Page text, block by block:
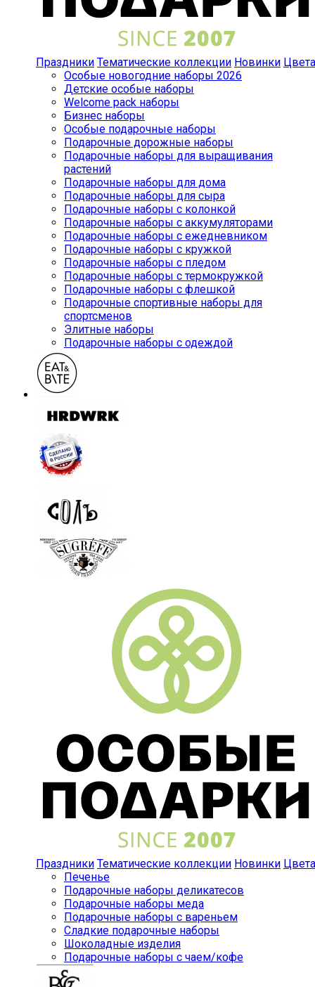
Праздники Тематические коллекции Новинки Цвета
Особые новогодние наборы 2026
Детские особые наборы
Welcome pack наборы
Бизнес наборы
Особые подарочные наборы
Подарочные дорожные наборы
Подарочные наборы для выращивания
растений
Подарочные наборы для дома
Подарочные наборы для сыра
Подарочные наборы с колонкой
Подарочные наборы с аккумуляторами
Подарочные наборы с ежедневником
Подарочные наборы с кружкой
Подарочные наборы с пледом
Подарочные наборы с термокружкой
Подарочные наборы с флешкой
Подарочные спортивные наборы для
спортсменов
Элитные наборы
Подарочные наборы с одеждой
Праздники Тематические коллекции Новинки Цвета
Печенье
Подарочные наборы деликатесов
Подарочные наборы меда
Подарочные наборы с вареньем
Сладкие подарочные наборы
Шоколадные изделия
Подарочные наборы с чаем/кофе